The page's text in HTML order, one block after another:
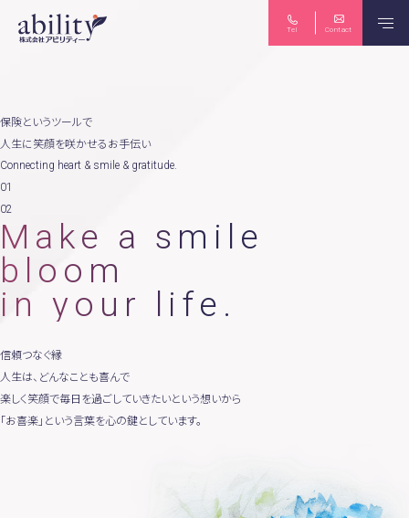
Tel Contact
保険のご相談
個人向け マネーセミナー 法人向け 労務セミナー
News Seminar Abittoku-news
Staff-blog
Pinkribbon
保険というツールで
人生に笑顔を咲かせるお手伝い
Connecting heart & smile & gratitude.
01
02
Make a smile
bloom
in your life.
信頼つなぐ縁
人生は、どんなことも喜んで
楽しく笑顔で毎日を過ごしていきたいという想いから
「お喜楽」という言葉を心の鍵としています。